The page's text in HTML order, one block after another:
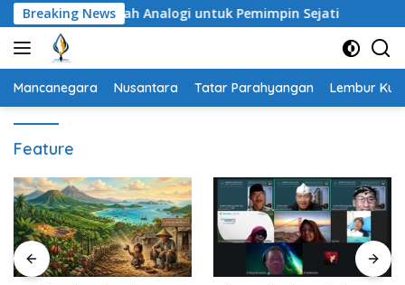
Langsung
ke
konten
Breaking News
Pagi: Sebuah Analogi untuk Pemimpin Sejati
Mancanegara Nusantara Tatar Parahyangan Lembur
Feature